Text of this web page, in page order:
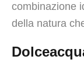
combinazione
della natura